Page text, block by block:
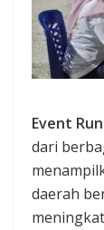
Event
dari
daerah